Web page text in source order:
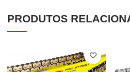
PRODUTOS